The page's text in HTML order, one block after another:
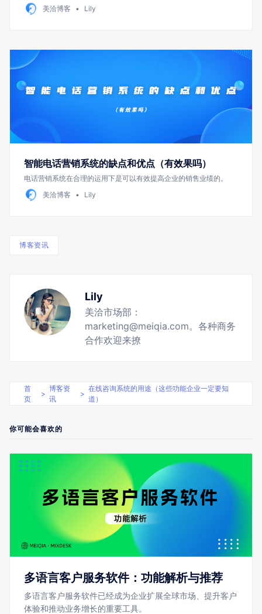
美洽博客 Lily
智能电话营销系统的缺点和优点（有效果吗）
电话营销系统在合理的运用下是可以有效提高企业的销售业绩的。
美洽博客
Lily
博客资讯
Lily
美洽市场部：
marketing@meiqia.com。各种商务
合作欢迎来撩
首
页
>
博客资
讯
>
在线咨询系统的用途（这些功能企业一定要知
道）
你可能会喜欢的
多语言客户服务软件：功能解析与推荐
多语言客户服务软件已经成为企业扩展全球市场、提升客户
体验和推动业务增长的重要工具。